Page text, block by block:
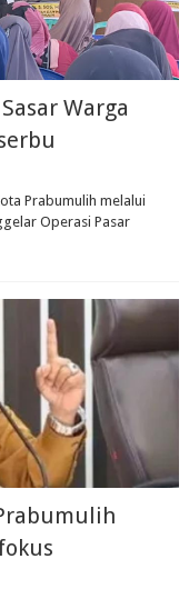
Warga
Prabumulih melalui
Operasi Pasar